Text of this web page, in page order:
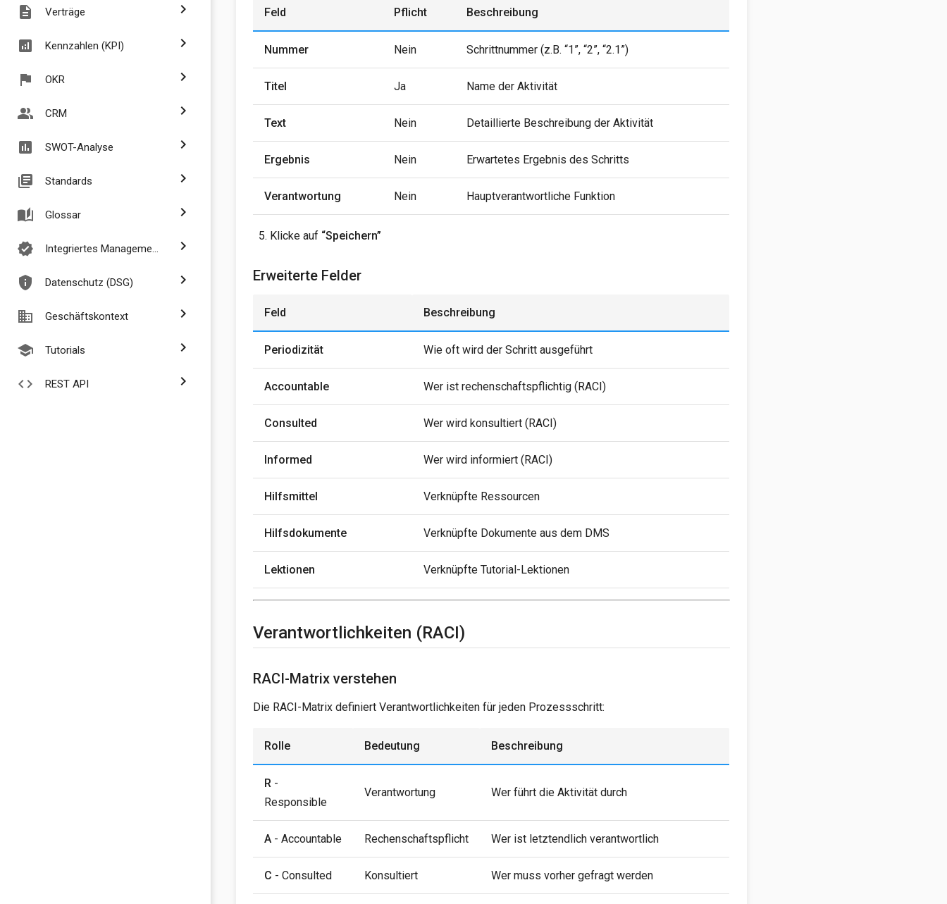
description Verträge chevron_right
analytics Kennzahlen (KPI) chevron_right
flag OKR chevron_right
people_alt CRM chevron_right
assessment SWOT-Analyse chevron_right
library_books Standards chevron_right
auto_stories Glossar chevron_right
verified Integriertes Managementsystem chevron_right
privacy_tip Datenschutz (DSG) chevron_right
business Geschäftskontext chevron_right
school Tutorials chevron_right
code REST API chevron_right
Feld Pflicht Beschreibung
Nummer Nein Schrittnummer (z.B. “1”, “2”, “2.1”)
Titel Ja Name der Aktivität
Text Nein Detaillierte Beschreibung der Aktivität
Ergebnis Nein Erwartetes Ergebnis des Schritts
Verantwortung Nein Hauptverantwortliche Funktion
Klicke auf “Speichern”
Erweiterte Felder
Feld Beschreibung
Periodizität Wie oft wird der Schritt ausgeführt
Accountable Wer ist rechenschaftspflichtig (RACI)
Consulted Wer wird konsultiert (RACI)
Informed Wer wird informiert (RACI)
Hilfsmittel Verknüpfte Ressourcen
Hilfsdokumente Verknüpfte Dokumente aus dem DMS
Lektionen Verknüpfte Tutorial-Lektionen
Verantwortlichkeiten (RACI)
RACI-Matrix verstehen
Die RACI-Matrix definiert Verantwortlichkeiten für jeden Prozessschritt:
Rolle Bedeutung Beschreibung
R -
Responsible
Verantwortung Wer führt die Aktivität durch
A - Accountable Rechenschaftspflicht Wer ist letztendlich verantwortlich
C - Consulted Konsultiert Wer muss vorher gefragt werden